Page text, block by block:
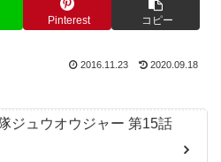
Pinterest コピー
2016.11.23 2020.09.18
ジュウオウジャー 第15話